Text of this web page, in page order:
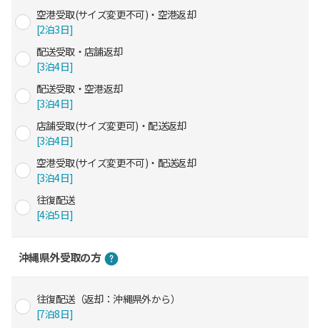
空港受取(サイズ変更不可)・空港返却
[2泊3日]
配送受取・店舗返却
[3泊4日]
配送受取・空港返却
[3泊4日]
店舗受取(サイズ変更可)・配送返却
[3泊4日]
空港受取(サイズ変更不可)・配送返却
[3泊4日]
往復配送
[4泊5日]
沖縄県外受取の方
往復配送（返却：沖縄県外から）
[7泊8日]